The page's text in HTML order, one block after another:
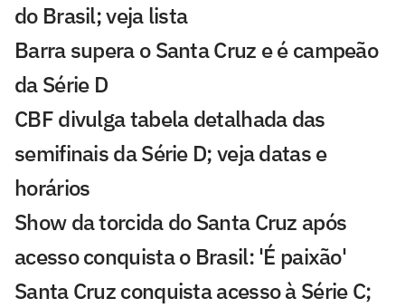
do Brasil; veja lista
Barra supera o Santa Cruz e é campeão
da Série D
CBF divulga tabela detalhada das
semifinais da Série D; veja datas e
horários
Show da torcida do Santa Cruz após
acesso conquista o Brasil: 'É paixão'
Santa Cruz conquista acesso à Série C;